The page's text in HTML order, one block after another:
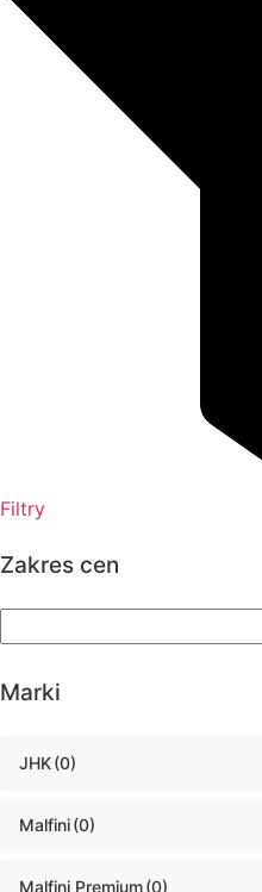
Filtry
Zakres cen
Marki
JHK(0)
Malfini(0)
Malfini Premium(0)